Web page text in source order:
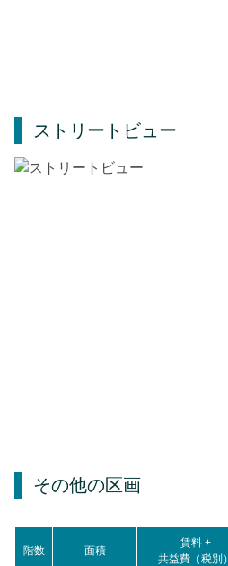
ストリートビュー
その他の区画
階数 面積
賃料 +
共益費（税別）